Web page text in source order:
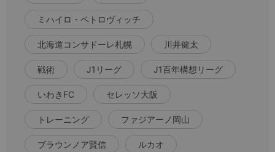
ミハイロ・ペトロヴィッチ
北海道コンサドーレ札幌 川井健太
戦術 J1リーグ J1百年構想リーグ
いわきFC セレッソ大阪
トレーニング ファジアーノ岡山
ブラウンノア賢信 ルカオ